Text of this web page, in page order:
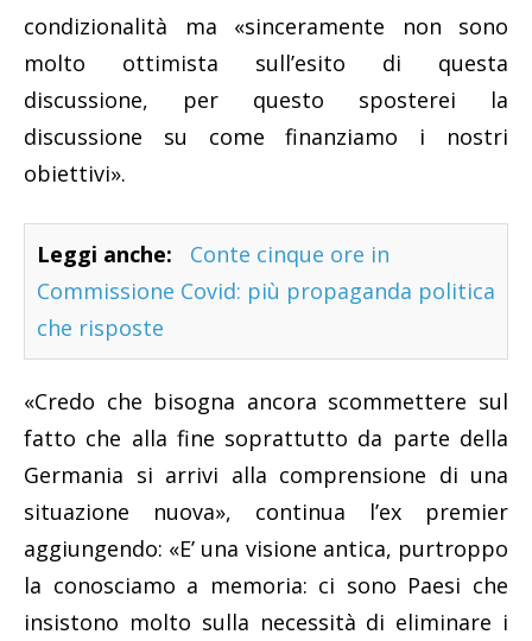
condizionalità ma «sinceramente non sono
molto ottimista sull’esito di questa
discussione, per questo sposterei la
discussione su come finanziamo i nostri
obiettivi».
Leggi anche:
Conte cinque ore in
Commissione Covid: più propaganda politica
che risposte
«Credo che bisogna ancora scommettere sul
fatto che alla fine soprattutto da parte della
Germania si arrivi alla comprensione di una
situazione nuova», continua l’ex premier
aggiungendo: «E’ una visione antica, purtroppo
la conosciamo a memoria: ci sono Paesi che
insistono molto sulla necessità di eliminare i